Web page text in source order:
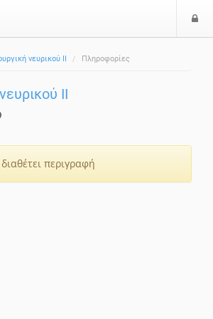
νευρικού ΙΙ Πληροφορίες
ΙΙ
περιγραφή